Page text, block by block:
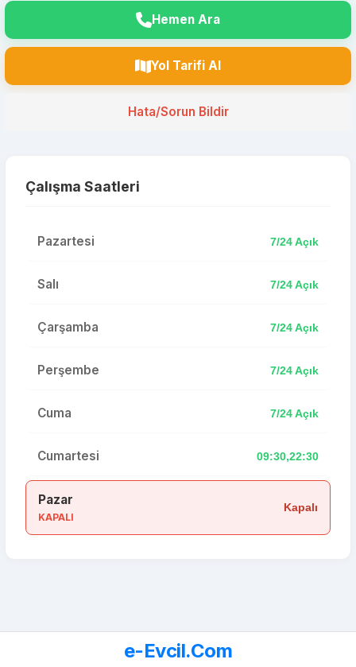
Hemen Ara
Yol Tarifi Al
Hata/Sorun Bildir
Çalışma Saatleri
Pazartesi 7/24 Açık
Salı 7/24 Açık
Çarşamba 7/24 Açık
Perşembe 7/24 Açık
Cuma 7/24 Açık
Cumartesi 09:30,22:30
Pazar
KAPALI
Kapalı
e-Evcil.Com